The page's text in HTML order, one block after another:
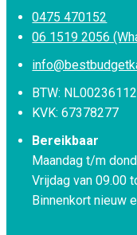
0475 470152
06 1519 2056
BTW:
KVK: 67378277
Bereikbaar
Maandag t/m
Vrijdag van 09.00
Binnenkort nieuw